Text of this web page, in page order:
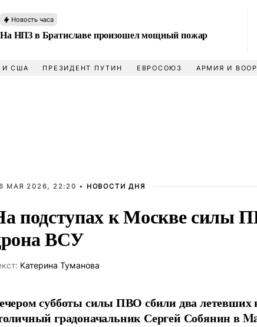
Новость часа
На НПЗ в Братиславе произошел мощный пожар
И США ПРЕЗИДЕНТ ПУТИН ЕВРОСОЮЗ АРМИЯ И
МАЯ 2026, 22:20 • НОВОСТИ ДНЯ
подступах к Москве силы
ВСУ
Катерина Туманова
субботы силы ПВО сбили два летевших
градоначальник Сергей Собянин в